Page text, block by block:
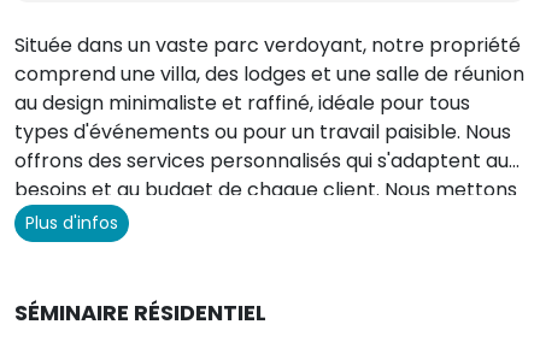
Située dans un vaste parc verdoyant, notre propriété
comprend une villa, des lodges et une salle de réunion
au design minimaliste et raffiné, idéale pour tous
types d'événements ou pour un travail paisible. Nous
offrons des services personnalisés qui s'adaptent aux
besoins et au budget de chaque client. Nous mettons
à votre disposition une salle de réunion modulable et
parfaitement équipée, que vous pouvez réserver
supplémentaires incluent un café d'accueil, des
Plus d'infos
SÉMINAIRE RÉSIDENTIEL